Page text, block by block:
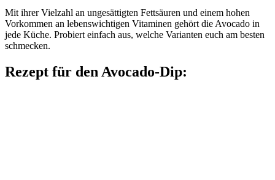
Mit ihrer Vielzahl an ungesättigten Fettsäuren und einem hohen
Vorkommen an lebenswichtigen Vitaminen gehört die Avocado in
jede Küche. Probiert einfach aus, welche Varianten euch am besten
schmecken.
Rezept für den Avocado-Dip: